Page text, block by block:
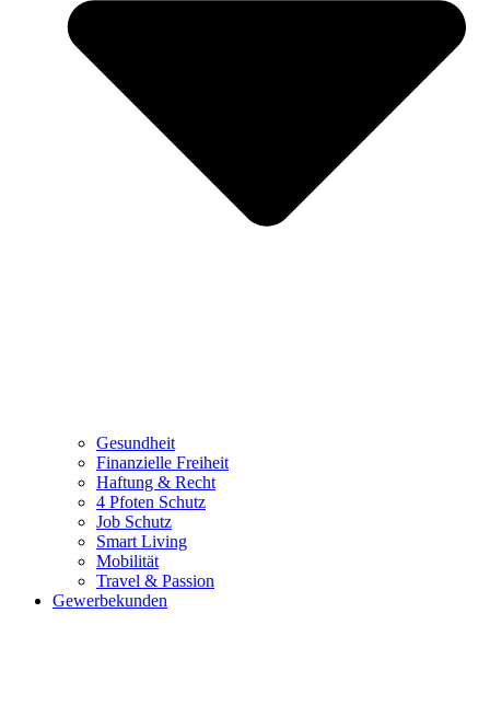
Gesundheit
Finanzielle Freiheit
Haftung & Recht
4 Pfoten Schutz
Job Schutz
Smart Living
Mobilität
Travel & Passion
Gewerbekunden